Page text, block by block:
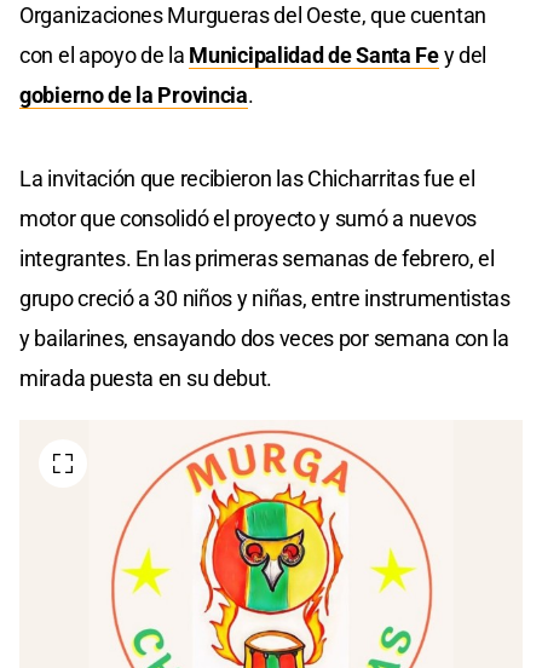
Organizaciones Murgueras del Oeste, que cuentan
con el apoyo de la Municipalidad de Santa Fey del
gobierno de la Provincia.
La invitación que recibieron las Chicharritas fue el
motor que consolidó el proyecto y sumó a nuevos
integrantes. En las primeras semanas de febrero, el
grupo creció a 30 niños y niñas, entre instrumentistas
y bailarines, ensayando dos veces por semana con la
mirada puesta en su debut.